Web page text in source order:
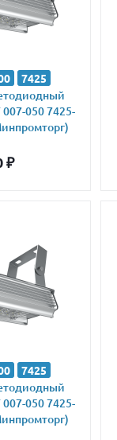
7425
050 7425-
₽
7425
050 7425-